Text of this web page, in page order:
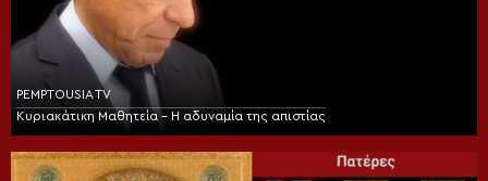
PEMPTOUSIA TV
Κυριακάτικη Μαθητεία – Η αδυναμία της απιστίας